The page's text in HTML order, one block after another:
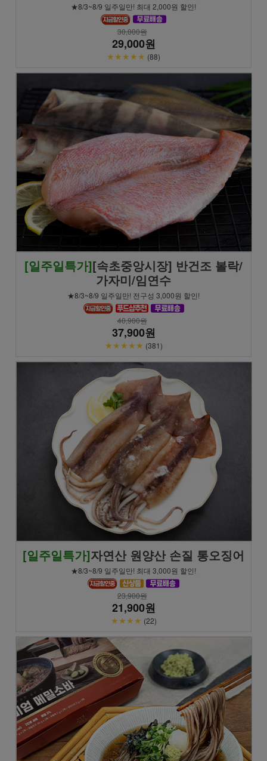
★8/3~8/9 일주일만! 최대 2,000원 할인!
30,000원
29,000원
★★★★★ (88)
[일주일특가][속초중앙시장] 반건조 볼락/
가자미/임연수
★8/3~8/9 일주일만! 전구성 3,000원 할인!
40,900원
37,900원
★★★★★ (381)
[일주일특가]자연산 원양산 손질 통오징어
★8/3~8/9 일주일만! 최대 3,000원 할인!
23,900원
21,900원
★★★★ (22)